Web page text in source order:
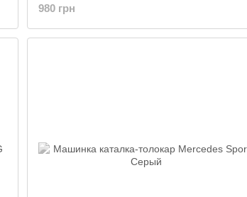
980 грн